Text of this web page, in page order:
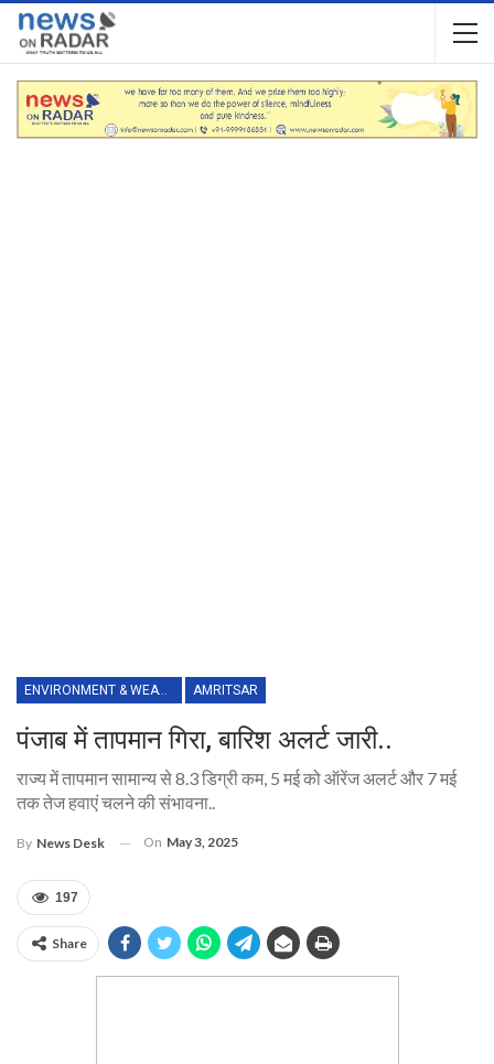
ENVIRONMENT & WEATHER AMRITSAR
पंजाब में तापमान गिरा, बारिश अलर्ट जारी..
राज्य में तापमान सामान्य से 8.3 डिग्री कम, 5 मई को ऑरेंज अलर्ट और 7 मई
तक तेज हवाएं चलने की संभावना..
By News Desk On May 3, 2025
197
Share